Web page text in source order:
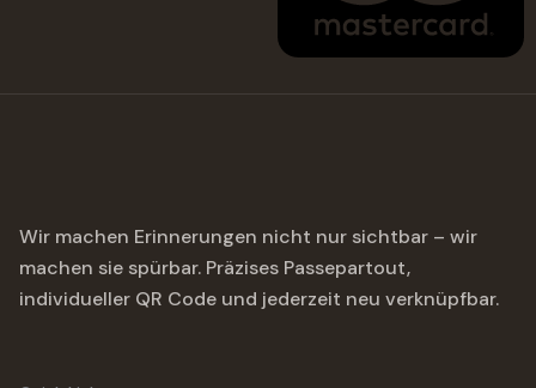
Wir machen Erinnerungen nicht nur sichtbar – wir
machen sie spürbar. Präzises Passepartout,
individueller QR Code und jederzeit neu verknüpfbar.